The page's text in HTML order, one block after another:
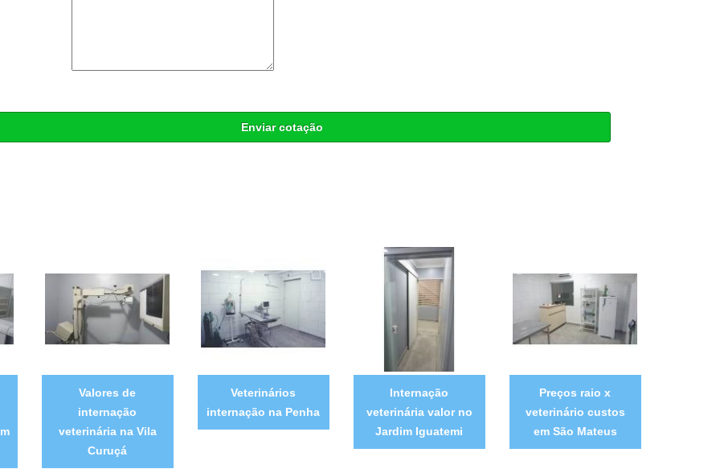
Enviar cotação
Valores de
internação
veterinária na Vila
Curuçá
Veterinários
internação na Penha
Internação
veterinária valor no
Jardim Iguatemi
Preços raio x
veterinário custos
em São Mateus